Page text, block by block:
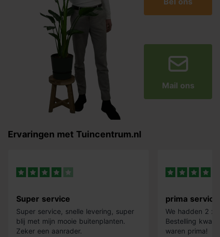
Mail ons
Ervaringen met Tuincentrum.nl
Super service
Super service, snelle levering, super
blij met mijn mooie buitenplanten.
Zeker een aanrader.
prima service
We hadden 2 x
Bestelling
waren prima!